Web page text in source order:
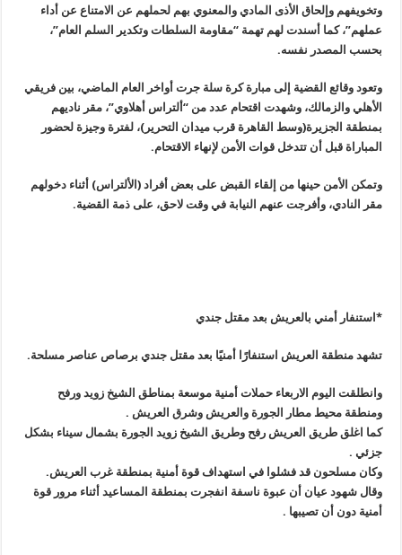
وتخويفهم وإلحاق الأذى المادي والمعنوي بهم لحملهم عن الامتناع عن أداء
عملهم”، كما أسندت لهم تهمة “مقاومة السلطات وتكدير السلم العام”،
بحسب المصدر نفسه.
وتعود وقائع القضية إلى مبارة كرة سلة جرت أواخر العام الماضي، بين فريقي
الأهلي والزمالك، وشهدت اقتحام عدد من “ألتراس أهلاوي”، مقر ناديهم
بمنطقة الجزيرة(وسط القاهرة قرب ميدان التحرير)، لفترة وجيزة لحضور
المباراة قبل أن تتدخل قوات الأمن لإنهاء الاقتحام.
وتمكن الأمن حينها من إلقاء القبض على بعض أفراد (الألتراس) أثناء دخولهم
مقر النادي، وأفرجت عنهم النيابة في وقت لاحق، على ذمة القضية.
*استنفار أمني بالعريش بعد مقتل جندي
تشهد منطقة العريش استنفارًا أمنيًا بعد مقتل جندي برصاص عناصر مسلحة.
وانطلقت اليوم الاربعاء حملات أمنية موسعة بمناطق الشيخ زويد ورفح
ومنطقة محيط مطار الجورة والعريش وشرق العريش .
كما اغلق طريق العريش رفح وطريق الشيخ زويد الجورة بشمال سيناء بشكل
جزئي .
وكان مسلحون قد فشلوا في استهداف قوة أمنية بمنطقة غرب العريش.
وقال شهود عيان أن عبوة ناسفة انفجرت بمنطقة المساعيد أثناء مرور قوة
أمنية دون أن تصيبها .